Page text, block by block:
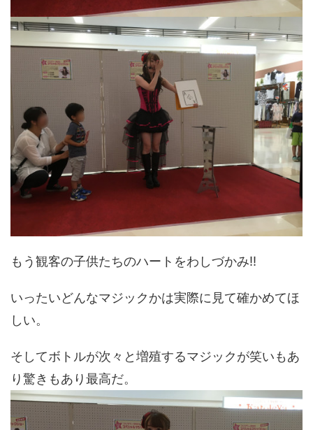
もう観客の子供たちのハートをわしづかみ!!
いったいどんなマジックかは実際に見て確かめてほ
しい。
そしてボトルが次々と増殖するマジックが笑いもあ
り驚きもあり最高だ。